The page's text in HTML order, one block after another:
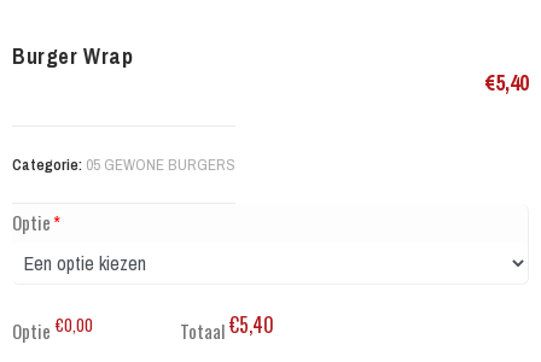
Burger Wrap
€5,40
Categorie: 05 GEWONE BURGERS
Optie*
Optie €0,00 Totaal€5,40